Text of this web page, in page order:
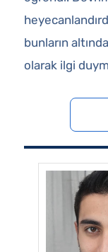
bunların
olarak ilgi